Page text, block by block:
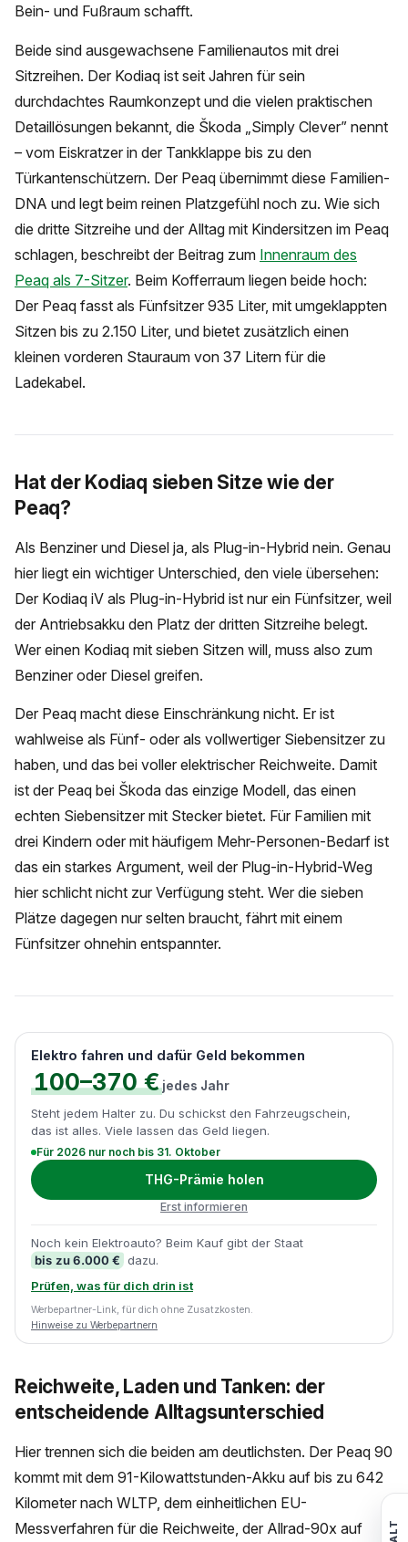
Bein- und Fußraum schafft.
Beide sind ausgewachsene Familienautos mit drei
Sitzreihen. Der Kodiaq ist seit Jahren für sein
durchdachtes Raumkonzept und die vielen praktischen
Detaillösungen bekannt, die Škoda „Simply Clever” nennt
– vom Eiskratzer in der Tankklappe bis zu den
Türkantenschützern. Der Peaq übernimmt diese Familien-
DNA und legt beim reinen Platzgefühl noch zu. Wie sich
die dritte Sitzreihe und der Alltag mit Kindersitzen im Peaq
schlagen, beschreibt der Beitrag zum Innenraum des
Peaq als 7-Sitzer. Beim Kofferraum liegen beide hoch:
Der Peaq fasst als Fünfsitzer 935 Liter, mit umgeklappten
Sitzen bis zu 2.150 Liter, und bietet zusätzlich einen
kleinen vorderen Stauraum von 37 Litern für die
Ladekabel.
Hat der Kodiaq sieben Sitze wie der
Peaq?
Als Benziner und Diesel ja, als Plug-in-Hybrid nein. Genau
hier liegt ein wichtiger Unterschied, den viele übersehen:
Der Kodiaq iV als Plug-in-Hybrid ist nur ein Fünfsitzer, weil
der Antriebsakku den Platz der dritten Sitzreihe belegt.
Wer einen Kodiaq mit sieben Sitzen will, muss also zum
Benziner oder Diesel greifen.
Der Peaq macht diese Einschränkung nicht. Er ist
wahlweise als Fünf- oder als vollwertiger Siebensitzer zu
haben, und das bei voller elektrischer Reichweite. Damit
ist der Peaq bei Škoda das einzige Modell, das einen
echten Siebensitzer mit Stecker bietet. Für Familien mit
drei Kindern oder mit häufigem Mehr-Personen-Bedarf ist
das ein starkes Argument, weil der Plug-in-Hybrid-Weg
hier schlicht nicht zur Verfügung steht. Wer die sieben
Plätze dagegen nur selten braucht, fährt mit einem
Fünfsitzer ohnehin entspannter.
Elektro fahren und dafür Geld bekommen
100–370 € jedes Jahr
Steht jedem Halter zu. Du schickst den Fahrzeugschein,
das ist alles. Viele lassen das Geld liegen.
Für 2026 nur noch bis 31. Oktober
THG-Prämie holen
Erst informieren
Noch kein Elektroauto? Beim Kauf gibt der Staat
bis zu 6.000 € dazu.
Prüfen, was für dich drin ist
Werbepartner-Link, für dich ohne Zusatzkosten.
Hinweise zu Werbepartnern
Reichweite, Laden und Tanken: der
entscheidende Alltagsunterschied
Hier trennen sich die beiden am deutlichsten. Der Peaq 90
kommt mit dem 91-Kilowattstunden-Akku auf bis zu 642
Kilometer nach WLTP, dem einheitlichen EU-
Messverfahren für die Reichweite, der Allrad-90x auf